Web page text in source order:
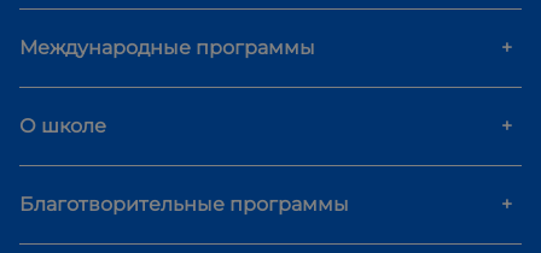
Авторские материалы.Мы создали
много образовательного контента для
объяснить школьникам предметы.
Удобство.
материал, когда вам удобно, на
учебной платформе школы.
С нашим подходом ребенок сможет
Международные программы +
О школе +
Благотворительные программы +